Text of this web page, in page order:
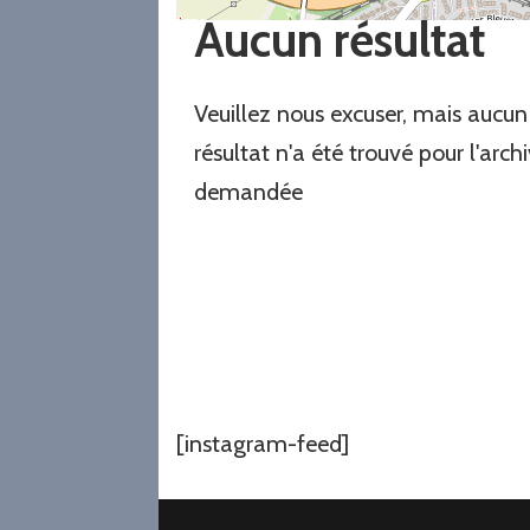
Aucun résultat
Veuillez nous excuser, mais aucun
résultat n'a été trouvé pour
demandée
[instagram-feed]